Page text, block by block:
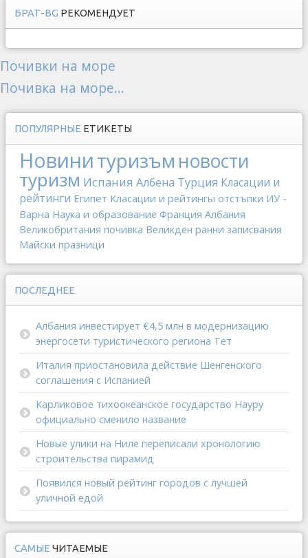
БРАТ-BG РЕКОМЕНДУЕТ
Почивки на море
Почивка на море...
ПОПУЛЯРНЫЕ ЕТИКЕТЫ
Новинитуризъм новости
туризм Испания Албена Турция Класации и
рейтинги Египет Класации и рейтингы отстъпки ИУ -
Варна Наука и образование Франция Албания
Великобритания почивка Великден ранни записвания
Майски празници
ПОСЛЕДНЕЕ
Албания инвестирует €4,5 млн в модернизацию
энергосети туристического региона Тет
Италия приостановила действие Шенгенского
соглашения с Испанией
Карликовое тихоокеанское государство Науру
официально сменило название
Новые улики на Ниле переписали хронологию
строительства пирамид
Появился новый рейтинг городов с лучшей
уличной едой
САМЫЕ ЧИТАЕМЫЕ